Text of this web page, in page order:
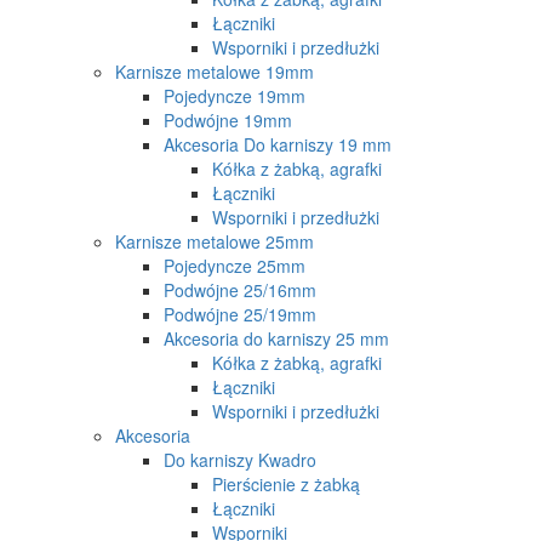
Łączniki
Wsporniki i przedłużki
Karnisze metalowe 19mm
Pojedyncze 19mm
Podwójne 19mm
Akcesoria Do karniszy 19 mm
Kółka z żabką, agrafki
Łączniki
Wsporniki i przedłużki
Karnisze metalowe 25mm
Pojedyncze 25mm
Podwójne 25/16mm
Podwójne 25/19mm
Akcesoria do karniszy 25 mm
Kółka z żabką, agrafki
Łączniki
Wsporniki i przedłużki
Akcesoria
Do karniszy Kwadro
Pierścienie z żabką
Łączniki
Wsporniki